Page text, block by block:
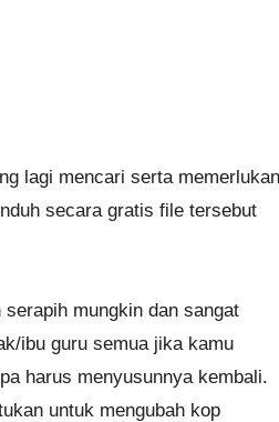
lagi mencari serta memerlukan
secara gratis file tersebut
mungkin dan sangat
ibu guru semua jika kamu
harus menyusunnya kembali.
untuk mengubah kop